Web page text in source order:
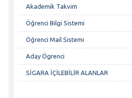
Akademik Takvim
Öğrenci Bilgi Sistemi
Öğrenci Mail Sistemi
Aday Ögrenci
SİGARA İÇİLEBİLİR ALANLAR